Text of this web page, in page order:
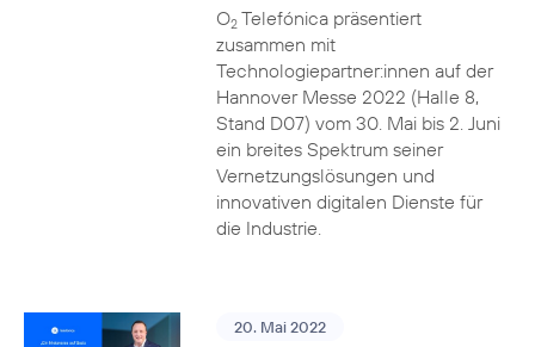
O2Telefónica präsentiert
zusammen mit
Technologiepartner:innen auf der
Hannover Messe 2022 (Halle 8,
Stand D07) vom 30. Mai bis 2. Juni
ein breites Spektrum seiner
Vernetzungslösungen und
innovativen digitalen Dienste für
die Industrie.
20. Mai 2022